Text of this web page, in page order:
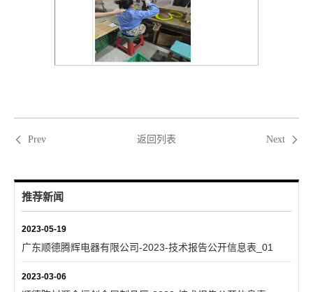
Prev 返回列表 Next
推荐新闻
2023-05-19
广东顺德腾辉电器有限公司-2023-技术报告公开信息表_01
2023-03-06